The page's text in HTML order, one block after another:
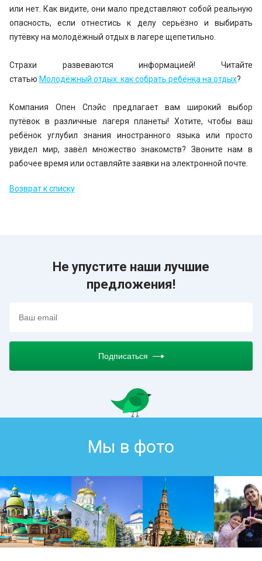
или нет. Как видите, они мало представляют собой реальную
опасность, если отнестись к делу серьёзно и выбирать
путёвку на молодёжный отдых в лагере щепетильно.
Страхи развеваются информацией! Читайте
статью Молодёжный отдых: как собрать ребёнка на отдых?
Компания Опен Спэйс предлагает вам широкий выбор
путёвок в различные лагеря планеты! Хотите, чтобы ваш
ребёнок углубил знания иностранного языка или просто
увидел мир, завёл множество знакомств? Звоните нам в
рабочее время или оставляйте заявки на электронной почте.
Возврат к списку
Не упустите наши лучшие
предложения!
Подписаться
Мы в фото